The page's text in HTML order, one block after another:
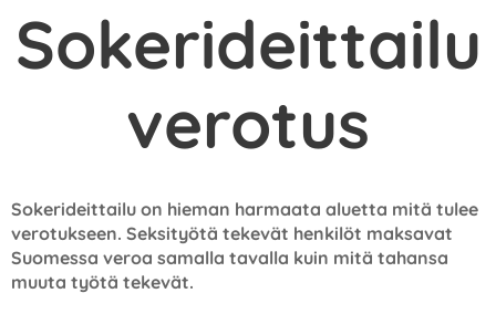
Sokerideittailu
verotus
Sokerideittailu on hieman harmaata aluetta mitä tulee
verotukseen. Seksityötä tekevät henkilöt maksavat
Suomessa veroa samalla tavalla kuin mitä tahansa
muuta työtä tekevät.